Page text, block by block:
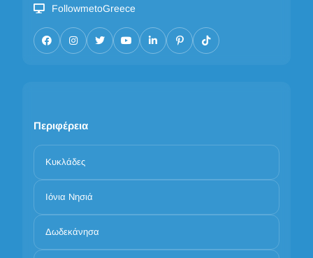
FollowmetoGreece
Περιφέρεια
Κυκλάδες
Ιόνια Νησιά
Δωδεκάνησα